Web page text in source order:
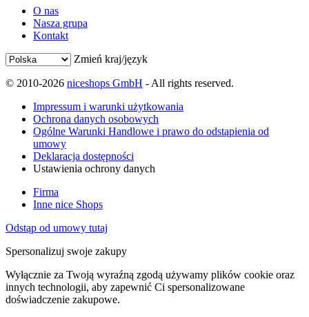
O nas
Nasza grupa
Kontakt
Zmień kraj/język
© 2010-2026 niceshops GmbH - All rights reserved.
Impressum i warunki użytkowania
Ochrona danych osobowych
Ogólne Warunki Handlowe i prawo do odstąpienia od
umowy
Deklaracja dostępności
Ustawienia ochrony danych
Firma
Inne nice Shops
Odstąp od umowy tutaj
Spersonalizuj swoje zakupy
Wyłącznie za Twoją wyraźną zgodą używamy plików cookie oraz
innych technologii, aby zapewnić Ci spersonalizowane
doświadczenie zakupowe.